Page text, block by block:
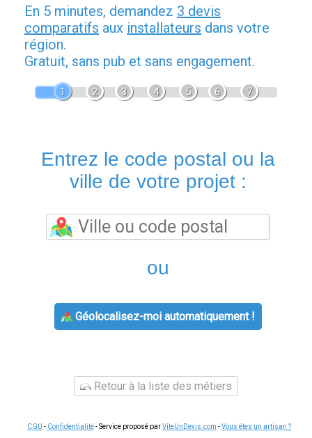
En 5 minutes, demandez 3 devis
comparatifs aux installateurs dans votre
région.
Gratuit, sans pub et sans engagement.
1 2 3 4 5 6 7
Entrez le code postal ou la
ville de votre projet :
ou
Géolocalisez-moi automatiquement !
Retour à la liste des métiers
CGU - Confidentialité- Service proposé parViteUnDevis.com -Vous êtes un artisan ?